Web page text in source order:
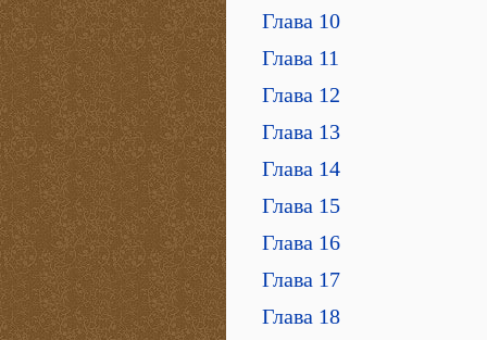
Глава 10
Глава 11
Глава 12
Глава 13
Глава 14
Глава 15
Глава 16
Глава 17
Глава 18